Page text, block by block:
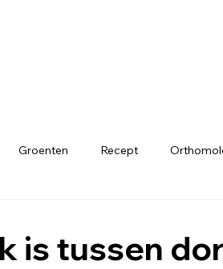
Groenten Recept
is tussen